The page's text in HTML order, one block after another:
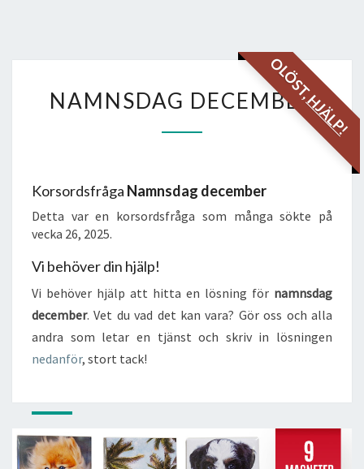
OLÖST,
HJÄLP!
DECEMBER
NAMNSDAG DECEMBER
Korsordsfråga Namnsdag december
Detta var en korsordsfråga som många sökte på
vecka 26, 2025.
Vi behöver din hjälp!
Vi behöver hjälp att hitta en lösning för namnsdag
december. Vet du vad det kan vara? Gör oss och alla
andra som letar en tjänst och skriv in lösningen
nedanför, stort tack!